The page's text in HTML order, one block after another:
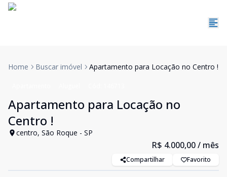
Home Buscar imóvel Apartamento para Locação no Centro !
Apartamento para Locação no
Centro !
centro, São Roque - SP
R$ 4.000,00/ mês
Compartilhar Favorito